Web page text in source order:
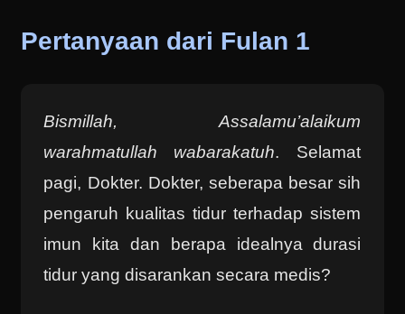
Pertanyaan dari Fulan 1
Bismillah, Assalamu’alaikum
warahmatullah wabarakatuh. Selamat
pagi, Dokter. Dokter, seberapa besar sih
pengaruh kualitas tidur terhadap sistem
imun kita dan berapa idealnya durasi
tidur yang disarankan secara medis?